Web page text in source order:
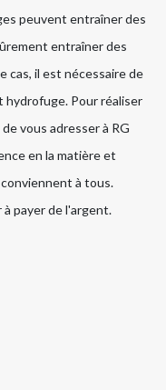
peuvent entraîner des
entraîner des
cas, il est nécessaire de
Pour réaliser
vous adresser à RG
en la matière et
à tous.
payer de l'argent.